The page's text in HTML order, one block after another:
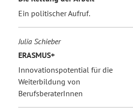
Ein politischer Aufruf.
Julia Schieber
ERASMUS+
Innovationspotential für die
Weiterbildung von
BerufsberaterInnen